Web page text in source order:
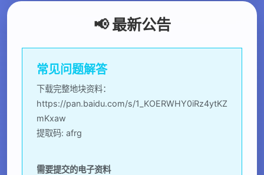
📢 最新公告
常见问题解答
下载完整地块资料：
https://pan.baidu.com/s/1_KOERWHY0iRz4ytKZ
mKxaw
提取码: afrg
需要提交的电子资料